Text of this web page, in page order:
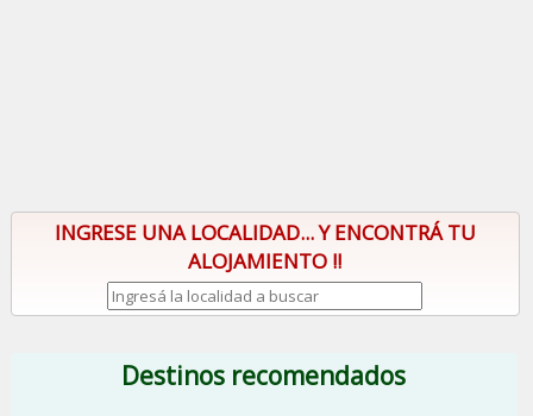
INGRESE UNA LOCALIDAD... Y ENCONTRÁ TU
ALOJAMIENTO !!
Destinos recomendados